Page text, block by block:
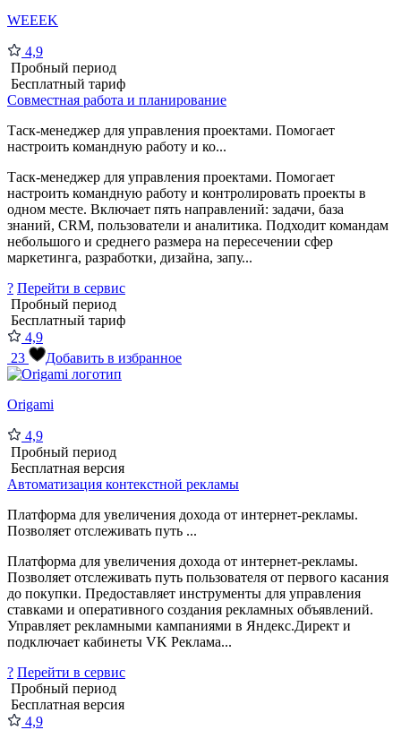
WEEEK
4,9
Пробный период
Бесплатный тариф
Совместная работа и планирование
Таск-менеджер для управления проектами. Помогает
настроить командную работу и ко...
Таск-менеджер для управления проектами. Помогает
настроить командную работу и контролировать проекты в
одном месте. Включает пять направлений: задачи, база
знаний, CRM, пользователи и аналитика. Подходит командам
небольшого и среднего размера на пересечении сфер
маркетинга, разработки, дизайна, запу...
? Перейти в сервис
Пробный период
Бесплатный тариф
4,9
23
Добавить в избранное
Origami
4,9
Пробный период
Бесплатная версия
Автоматизация контекстной рекламы
Платформа для увеличения дохода от интернет-рекламы.
Позволяет отслеживать путь ...
Платформа для увеличения дохода от интернет-рекламы.
Позволяет отслеживать путь пользователя от первого касания
до покупки. Предоставляет инструменты для управления
ставками и оперативного создания рекламных объявлений.
Управляет рекламными кампаниями в Яндекс.Директ и
подключает кабинеты VK Реклама...
? Перейти в сервис
Пробный период
Бесплатная версия
4,9